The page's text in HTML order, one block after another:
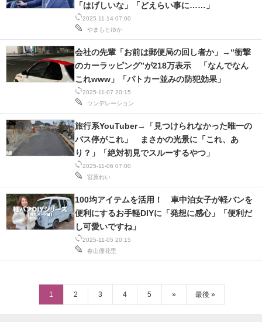
2025-11-14 07:00
やまもとゆか
「はげしいな」「どえらい事に……」
2025-11-07 20:15
ツンデレーション
会社の先輩「お前は郵便局の回し者か」→“衝撃
のカーラッピング”が218万表示 「なんでなん
これwww」「パトカー並みの防犯効果」
2025-11-06 07:00
宮原れい
旅行系YouTuber→「見つけられなかった唯一の
バス停がこれ」 まさかの光景に「これ、あ
り？」「絶対初見でスルーするやつ」
2025-11-05 20:15
春山優花里
100均アイテムを活用！ 車中泊女子が軽バンを
便利にするお手軽DIYに「発想に感心」「便利だ
し可愛いですね」
1 2 3 4 5 » 最後 »